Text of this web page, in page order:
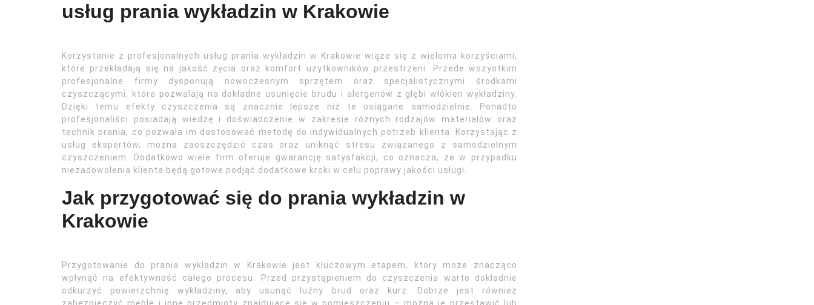
usług prania wykładzin w Krakowie
Korzystanie z profesjonalnych usług prania wykładzin w Krakowie wiąże się z wieloma korzyściami,
które przekładają się na jakość życia oraz komfort użytkowników przestrzeni. Przede wszystkim
profesjonalne firmy dysponują nowoczesnym sprzętem oraz specjalistycznymi środkami
czyszczącymi, które pozwalają na dokładne usunięcie brudu i alergenów z głębi włókien wykładziny.
Dzięki temu efekty czyszczenia są znacznie lepsze niż te osiągane samodzielnie. Ponadto
profesjonaliści posiadają wiedzę i doświadczenie w zakresie różnych rodzajów materiałów oraz
technik prania, co pozwala im dostosować metodę do indywidualnych potrzeb klienta. Korzystając z
usług ekspertów, można zaoszczędzić czas oraz uniknąć stresu związanego z samodzielnym
czyszczeniem. Dodatkowo wiele firm oferuje gwarancję satysfakcji, co oznacza, że w przypadku
niezadowolenia klienta będą gotowe podjąć dodatkowe kroki w celu poprawy jakości usługi.
Jak przygotować się do prania wykładzin w
Krakowie
Przygotowanie do prania wykładzin w Krakowie jest kluczowym etapem, który może znacząco
wpłynąć na efektywność całego procesu. Przed przystąpieniem do czyszczenia warto dokładnie
odkurzyć powierzchnię wykładziny, aby usunąć luźny brud oraz kurz. Dobrze jest również